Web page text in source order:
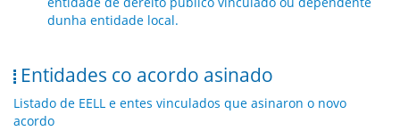
dunha entidade local.
Entidades co acordo asinado
Listado de EELL e entes vinculados que asinaron o novo
acordo